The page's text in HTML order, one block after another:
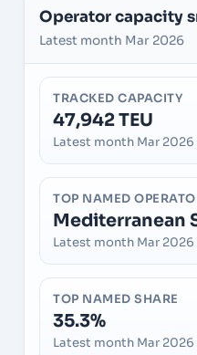
Operator capacity
Latest month Mar 2026
TRACKED CAPACITY
47,942 TEU
Latest month Mar 2026
TOP NAMED
Mediterranean
Latest month Mar 2026
TOP NAMED SHARE
35.3%
Latest month Mar 2026